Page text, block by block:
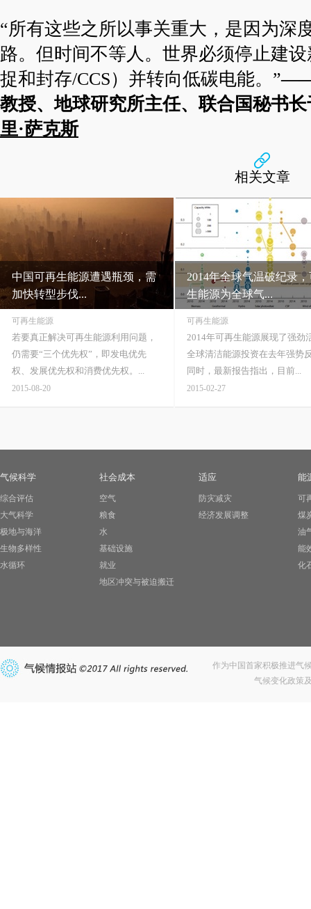
“所有这些之所以事关重大，是因为深
路。但时间不等人。世界必须停止建
捉和封存/CCS）并转向低碳电能。”——
教授、地球研究所主任、联合国秘书
里·萨克斯
相关文章
中国可再生能源遭遇瓶颈，需
加快转型步伐...
可再生能源
若要真正解决可再生能源利用问题，
仍需要“三个优先权”，即发电优先
权、发展优先权和消费优先权。...
2015-08-20
2014年全球气温破纪录
生能源为全球气...
可再生能源
2014年可再生能源展现了强劲
全球清洁能源投资在去年强势
同时，最新报告指出，目前...
2015-02-27
气候科学
综合评估
大气科学
极地与海洋
生物多样性
水循环
社会成本
空气
粮食
水
基础设施
就业
地区冲突与被迫搬迁
适应
防灾减灾
经济发展调整
能
可
煤
油
能
化
作为中国首家积极推进气
气候变化政策